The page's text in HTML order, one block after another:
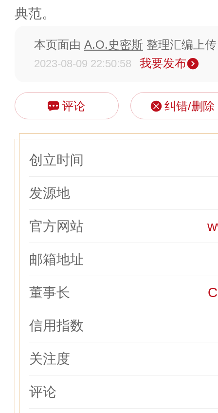
典范。
本页面由 A.O.史密斯 整理汇编上传
2023-08-09 22:50:58 我要发布
评论 纠错/删除
创立时间
发源地
官方网站
邮箱地址
董事长
信用指数
关注度
评论